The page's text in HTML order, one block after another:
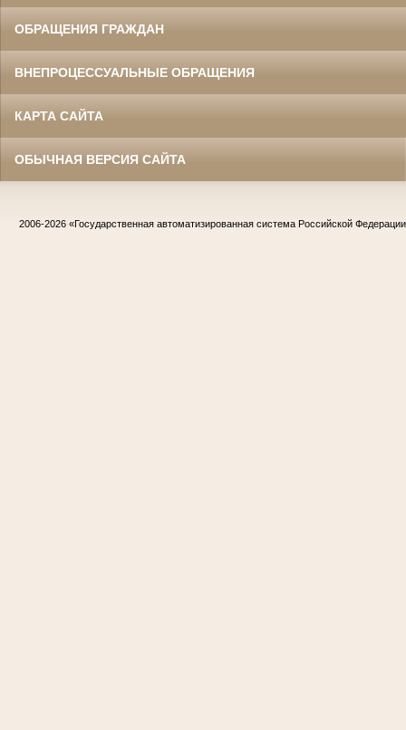
ОБРАЩЕНИЯ ГРАЖДАН
ВНЕПРОЦЕССУАЛЬНЫЕ ОБРАЩЕНИЯ
КАРТА САЙТА
ОБЫЧНАЯ ВЕРСИЯ САЙТА
2006-2026 «Государственная автоматизированная система Российской